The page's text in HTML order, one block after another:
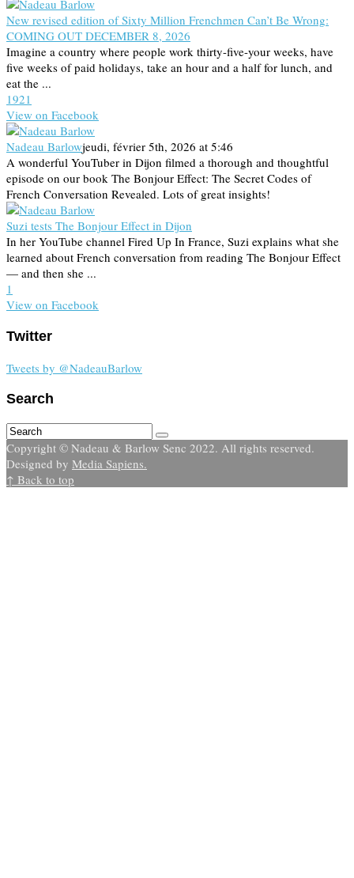
New revised edition of Sixty Million Frenchmen Can’t Be Wrong:
COMING OUT DECEMBER 8, 2026
Imagine a country where people work thirty-five-your weeks, have
five weeks of paid holidays, take an hour and a half for lunch, and
eat the ...
1921
View on Facebook
Nadeau Barlowjeudi, février 5th, 2026 at 5:46
A wonderful YouTuber in Dijon filmed a thorough and thoughtful
episode on our book The Bonjour Effect: The Secret Codes of
French Conversation Revealed. Lots of great insights!
Suzi tests The Bonjour Effect in Dijon
In her YouTube channel Fired Up In France, Suzi explains what she
learned about French conversation from reading The Bonjour Effect
— and then she ...
1
View on Facebook
Twitter
Tweets by @NadeauBarlow
Search
Copyright © Nadeau & Barlow Senc 2022. All rights reserved.
Designed by Media Sapiens.
↑ Back to top